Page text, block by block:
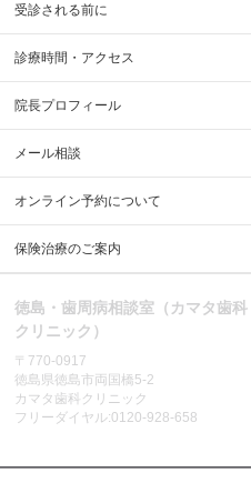
受診される前に
診療時間・アクセス
院長プロフィール
メール相談
オンライン予約について
保険治療のご案内
徳島・歯周病相談室（カマタ歯科
クリニック）
〒770-0917
徳島県徳島市両国橋5-2
カマタ歯科クリニック
フリーダイヤル:0120-928-658